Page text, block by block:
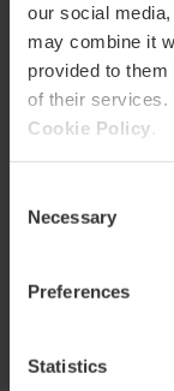
our social
may combine it
provided to
of their services.
Cookie Policy
Selection
Necessary
Preferences
Statistics
Metro
L10,L3,L5,L7
Bus
4,8, 10, 11,26,
Calle